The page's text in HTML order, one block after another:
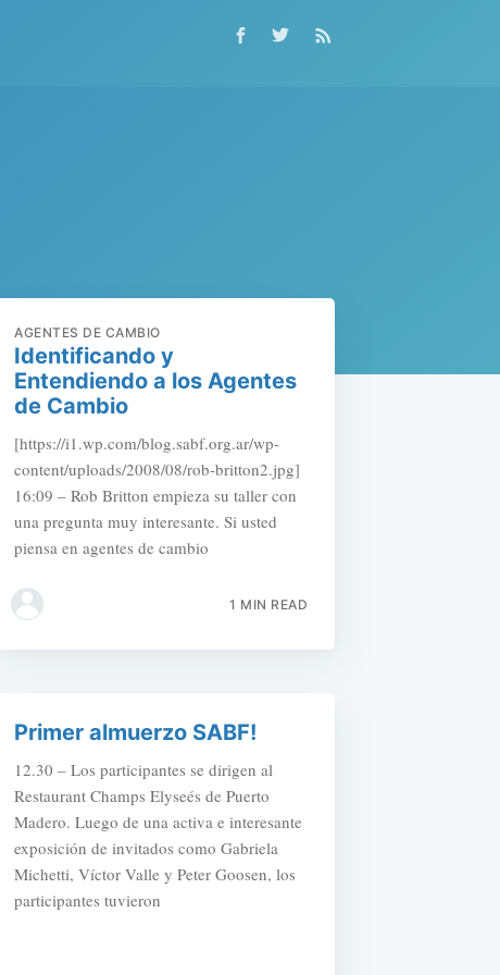
AGENTES DE CAMBIO
Identificando y
Entendiendo a los Agentes
de Cambio
[https://i1.wp.com/blog.sabf.org.ar/wp-
content/uploads/2008/08/rob-britton2.jpg]
16:09 – Rob Britton empieza su taller con
una pregunta muy interesante. Si usted
piensa en agentes de cambio
1 MIN READ
Primer almuerzo SABF!
12.30 – Los participantes se dirigen al
Restaurant Champs Elyseés de Puerto
Madero. Luego de una activa e interesante
exposición de invitados como Gabriela
Michetti, Víctor Valle y Peter Goosen, los
participantes tuvieron